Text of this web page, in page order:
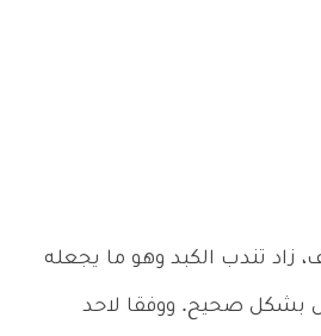
زاد تندب الكبد وهو ما يجعله
بشكل صحيح. ووفقا لاحد